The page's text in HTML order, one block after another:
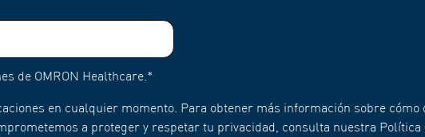
de OMRON Healthcare.*
en cualquier momento. Para obtener más información sobre cómo
a proteger y respetar tu privacidad, consulta nuestra Política